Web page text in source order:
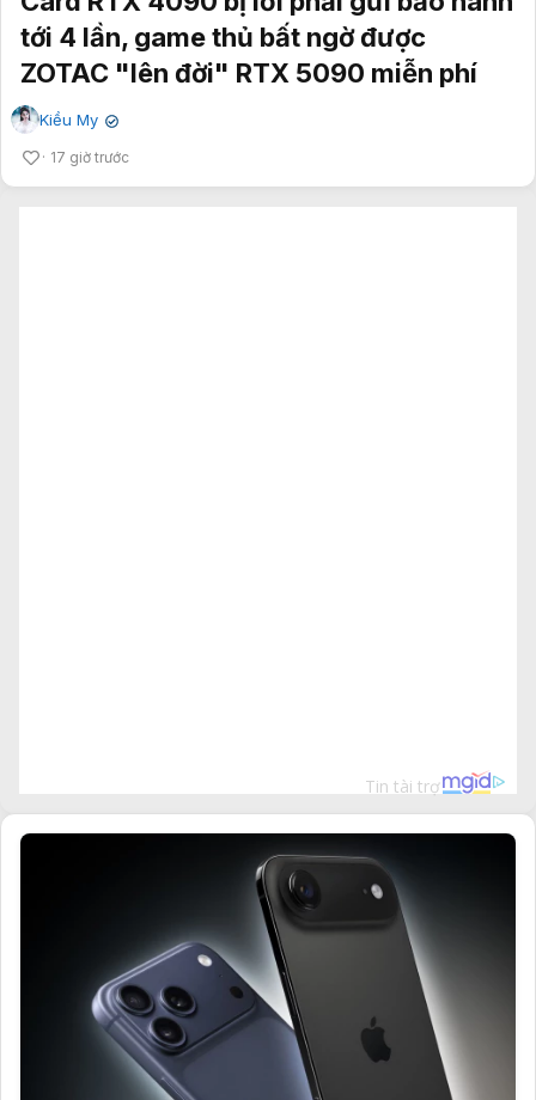
tới 4 lần, game thủ bất ngờ được
ZOTAC "lên đời" RTX 5090 miễn phí
Kiều My ✔
17 giờ trước